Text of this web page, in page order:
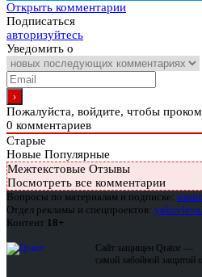
Открыть комментарии
Подписаться
авторизуйтесь
Уведомить о
Пожалуйста, войдите, чтобы
0 комментариев
Старые
Новые Популярные
Межтекстовые Отзывы
Посмотреть все комментарии
Вопросы по материалам и подписке:
Отдел рекламы и спецпроектов:
Контент 18+
Сайт защищен Qrator —
самой забойной защитой